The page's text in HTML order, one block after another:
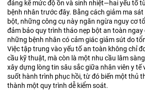
đáng kể mức độ ồn và sinh nhiệt—hai yếu tố
bệnh nhân trước đây. Bằng cách giảm ma
bột, những công cụ này ngăn ngừa nguy cơ
đảm bảo quy trình tháo nẹp bột an toàn ngay
những bệnh nhân có cảm giác giảm sút do
Việc tập trung vào yếu tố an toàn không chỉ
cầu kỹ thuật, mà còn là một nhu cầu lâm
xây dựng lòng tin sâu sắc giữa nhân viên y tế
suốt hành trình phục hồi, từ đó biến một thủ
thành một quy trình dễ kiểm soát.